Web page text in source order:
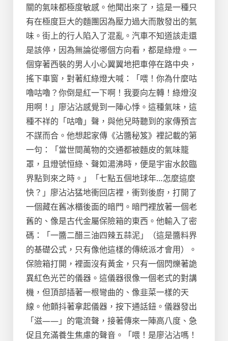
關的氣味都極度敏感。他聞出來了，這是一種只
有在極度巨大的麵團因為壓力過大而散發出的氣
味。街上的行人陷入了混亂。汽車不知道該走還
是該停，因為無論從哪個方向看，都是綠燈。一
個穿著西裝的男人小心翼翼地把車停在路中央，
搖下車窗，對著紅綠燈大喊：「喂！你為什麼咕
嚕咕嚕？你倒是紅一下啊！我要向左轉！綠燈沒
用啊！」廖沾沾感覺到一陣心悸。這種氣味，這
種不祥的「咕嚕」聲，與他兒時聽到的家傳預言
不謀而合。他想起家傳《沾醬秘笈》裡記載的第
一句：「當世間萬物的交通都被麵皮的氣味籠
罩，且燈號恒綠、聲如湯沸時，便是宇宙水餃臨
界點到來之時。」「七點五個地球年…怎麼這麼
快？」廖沾沾猛地衝回店裡，衝到後廚，打開了
一個藏在舊冰櫃後面的暗門。暗門裡放著一個老
舊的、像是古代金屬保險箱的東西。他輸入了密
碼：「一醬二醋三油四辣五蒜泥」（這是醬料界
的基礎公式，只有像他這樣的傳統派才會用）。
保險箱打開，裡面沒有黃金，只有一個閃爍著詭
異紅色光芒的儀器。這儀器很像一個老式的對講
機，但頂部插著一根彎曲的、像韭菜一樣的天
線。他顫抖著拿起儀器，按下通話鈕。儀器發出
「滋——」的電流聲，接著傳來一陣高八度、急
促且充滿養生焦慮的聲音。「喂！是廖沾沾嗎！